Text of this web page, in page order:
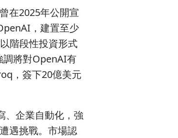
在2025年公開宣
，建置至少
階段性投資形式
調將對OpenAI有
，簽下20億美元
、企業自動化，強
遇挑戰。市場認